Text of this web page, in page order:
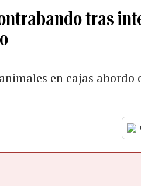
tras
en cajas abordo